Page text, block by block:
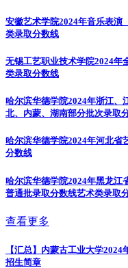
安徽艺术学院2024年音乐表演
类录取分数线
无锡工艺职业技术学院2024年
类录取分数线
哈尔滨华德学院2024年浙江、
北、内蒙、湖南部分批次录取
哈尔滨华德学院2024年河北省
分数线
哈尔滨华德学院2024年黑龙江
普通批录取分数线艺术类录取
查看更多
【汇总】内蒙古工业大学
招生简章